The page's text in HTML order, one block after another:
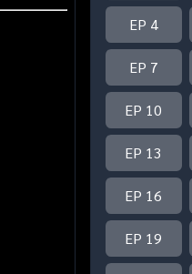
EP 4
EP 7
EP 10
EP 13
EP 16
EP 19